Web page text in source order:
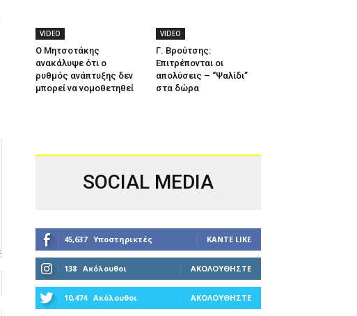
VIDEO
Ο Μητσοτάκης
ανακάλυψε ότι ο
ρυθμός ανάπτυξης δεν
μπορεί να νομοθετηθεί
VIDEO
Γ. Βρούτσης:
Επιτρέπονται οι
απολύσεις – “Ψαλίδι”
στα δώρα
SOCIAL MEDIA
45,637 Υποστηρικτές ΚΆΝΤΕ LIKE
138 Ακόλουθοι ΑΚΟΛΟΥΘΉΣΤΕ
10,474 Ακόλουθοι ΑΚΟΛΟΥΘΉΣΤΕ